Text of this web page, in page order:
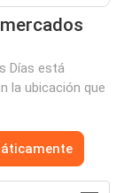
Días está
la ubicación que